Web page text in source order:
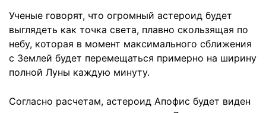
Ученые говорят, что огромный астероид будет
выглядеть как точка света, плавно скользящая по
небу, которая в момент максимального сближения
с Землей будет перемещаться примерно на ширину
полной Луны каждую минуту.
Согласно расчетам, астероид Апофис будет виден